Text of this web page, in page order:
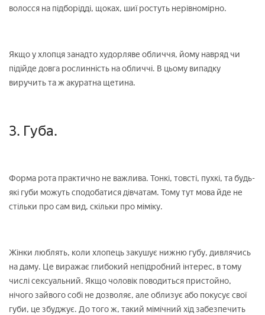
волосся на підборідді, щоках, шиї ростуть нерівномірно.
Якщо у хлопця занадто худорляве обличчя, йому навряд чи
підійде довга рослинність на обличчі. В цьому випадку
виручить та ж акуратна щетина.
3. Губа.
Форма рота практично не важлива. Тонкі, товсті, пухкі, та будь-
які губи можуть сподобатися дівчатам. Тому тут мова йде не
стільки про сам вид, скільки про міміку.
Жінки люблять, коли хлопець закушує нижню губу, дивлячись
на даму. Це виражає глибокий непідробний інтерес, в тому
числі сексуальний. Якщо чоловік поводиться пристойно,
нічого зайвого собі не дозволяє, але облизує або покусує свої
губи, це збуджує. До того ж, такий мімічний хід забезпечить